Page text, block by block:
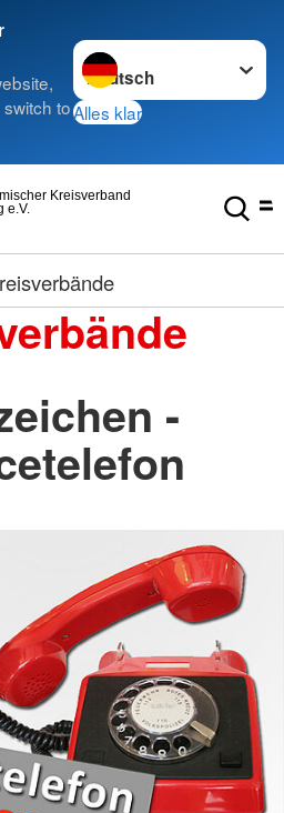
to
Sprache wechseln zu
Alles klar
e.V.
Kreisverband
-